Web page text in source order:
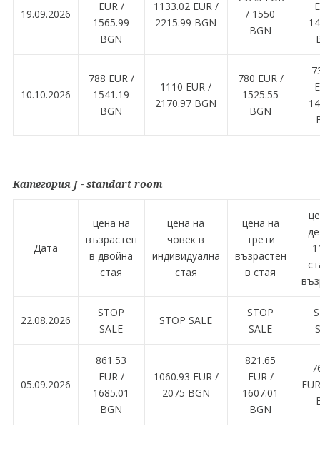
19.09.2026
EUR /
1565.99
BGN
1133.02 EUR /
2215.99 BGN
/ 1550
BGN
10.10.2026
788 EUR /
1541.19
BGN
1110 EUR /
2170.97 BGN
780 EUR /
1525.55
BGN
Категория J - standart room
Дата
цена на
възрастен
в двойна
стая
цена на
човек в
индивидуална
стая
цена на
трети
възрастен
в стая
22.08.2026
STOP
SALE
STOP SALE
STOP
SALE
05.09.2026
861.53
EUR /
1685.01
BGN
1060.93 EUR /
2075 BGN
821.65
EUR /
1607.01
BGN